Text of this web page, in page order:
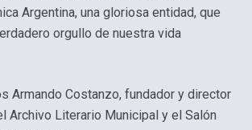
Argentina, una gloriosa entidad, que
orgullo de nuestra vida
Armando Costanzo, fundador y director
Archivo Literario Municipal y el Salón